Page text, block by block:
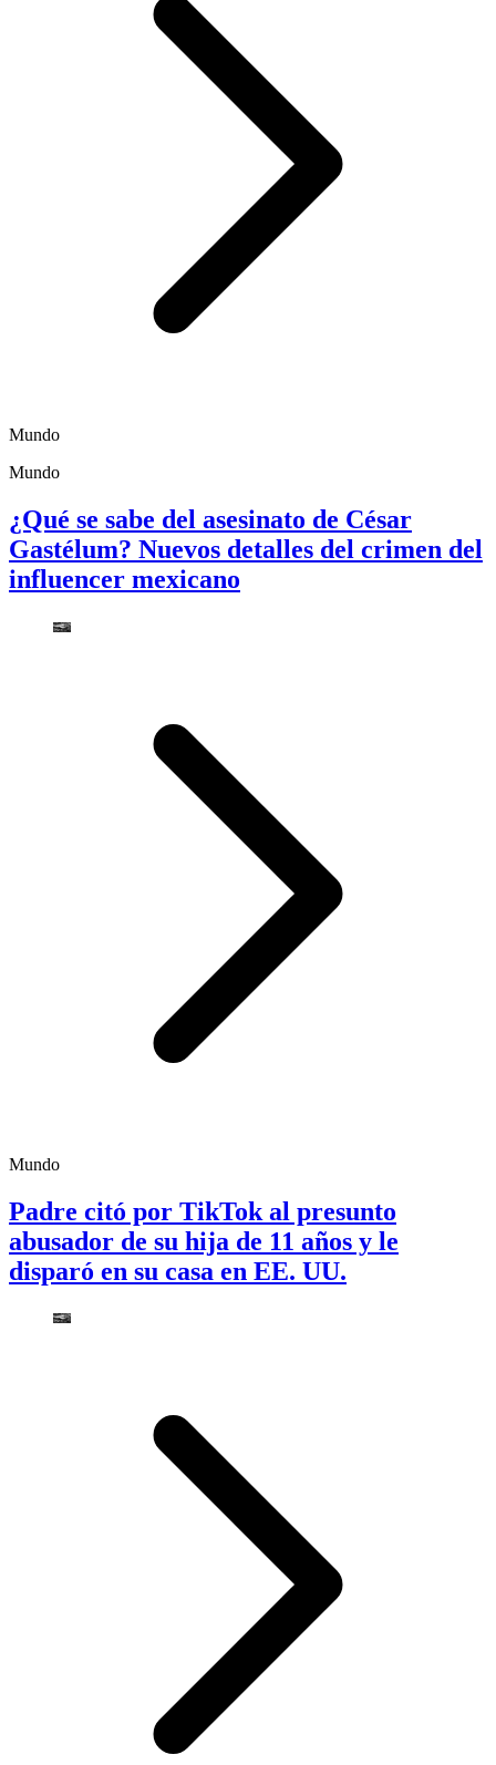
Mundo
Mundo
¿Qué se sabe del asesinato de César
Gastélum? Nuevos detalles del crimen del
influencer mexicano
Mundo
Padre citó por TikTok al presunto
abusador de su hija de 11 años y le
disparó en su casa en EE. UU.